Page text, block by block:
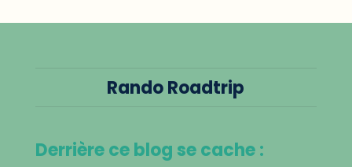
Rando Roadtrip
Derrière ce blog se cache :